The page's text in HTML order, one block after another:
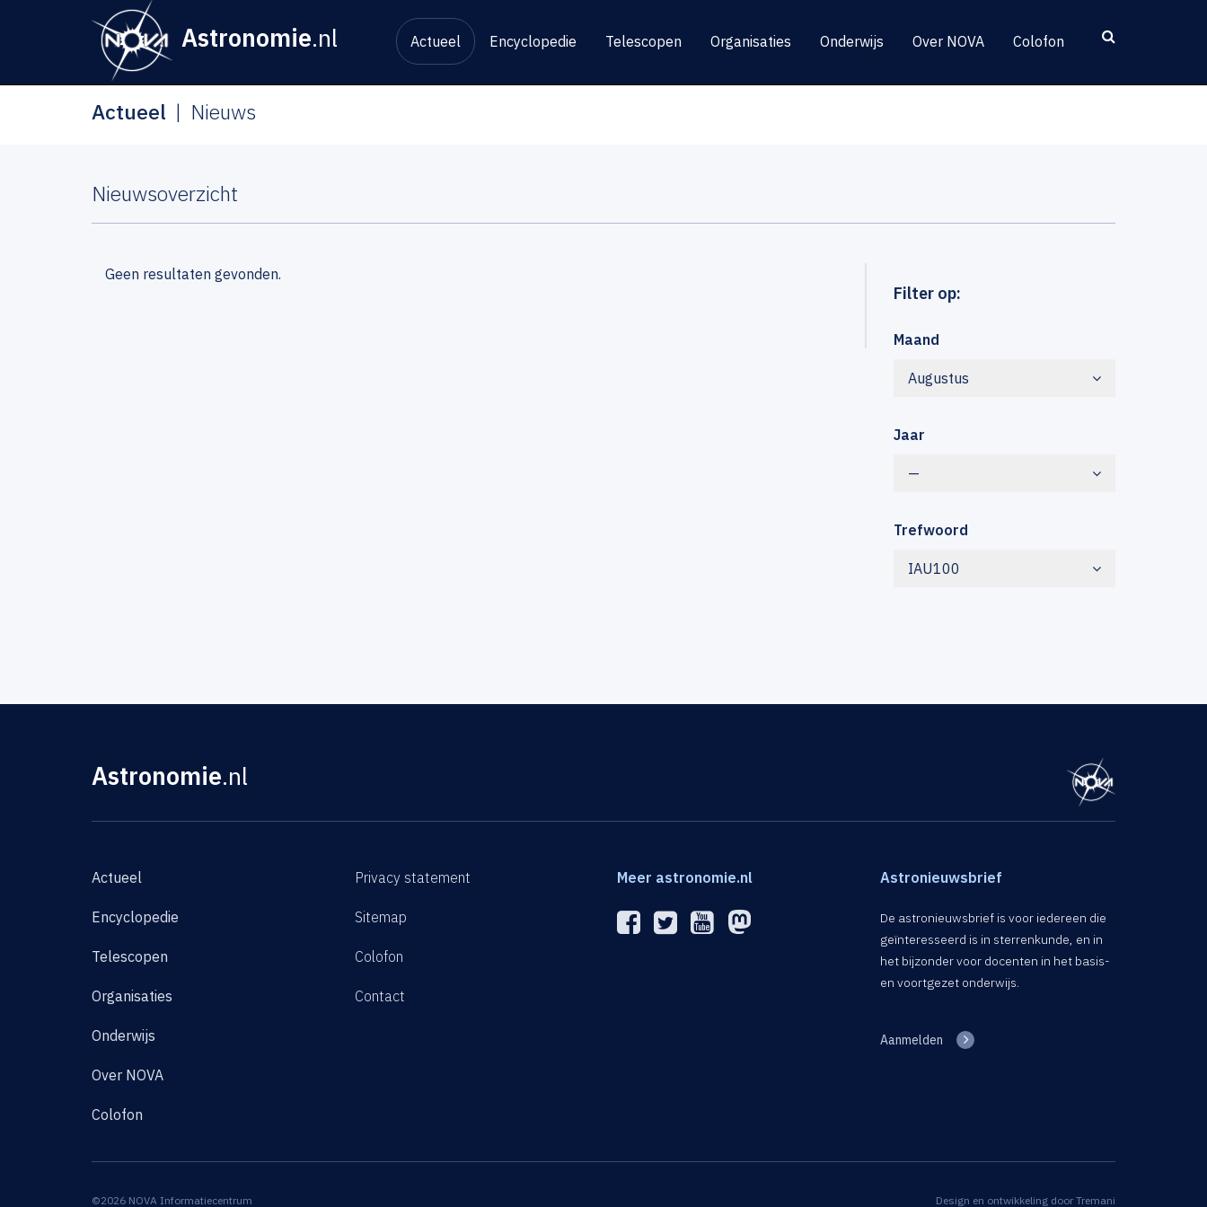
Astronomie.nl Actueel Encyclopedie Telescopen Organisaties Onderwijs Over NOVA Colofon
Actueel Nieuws
Nieuwsoverzicht
Filter op:
Maand
Augustus
Jaar
—
Trefwoord
IAU100
Geen resultaten gevonden.
Astronomie.nl
Actueel
Encyclopedie
Telescopen
Organisaties
Onderwijs
Over NOVA
Colofon
Privacy statement
Sitemap
Colofon
Contact
Meer astronomie.nl Astronieuwsbrief
De astronieuwsbrief is voor iedereen die
geïnteresseerd is in sterrenkunde, en in
het bijzonder voor docenten in het basis-
en voortgezet onderwijs.
Aanmelden
©2026 NOVA Informatiecentrum Design en ontwikkeling door Tremani